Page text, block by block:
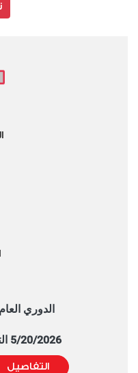
الدوري العام -
5/20/2026 التوقيت 8:00 PM
التفاصيل